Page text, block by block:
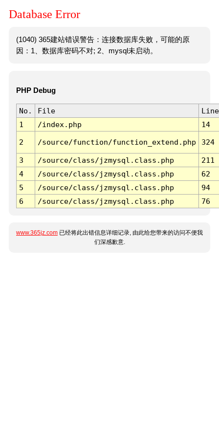
Database Error
(1040) 365建站错误警告：连接数据库失败，可能的原
因：1、数据库密码不对; 2、mysql未启动。
PHP Debug
No. File
Line
1
/index.php 14
2 /source/function/function_extend.php 324
3 /source/class/jzmysql.class.php
211
4
/source/class/jzmysql.class.php
62
5
/source/class/jzmysql.class.php
94
6
/source/class/jzmysql.class.php 76
www.365jz.com 已经将此出错信息详细记录, 由此给您带来的访问不便我
们深感歉意.